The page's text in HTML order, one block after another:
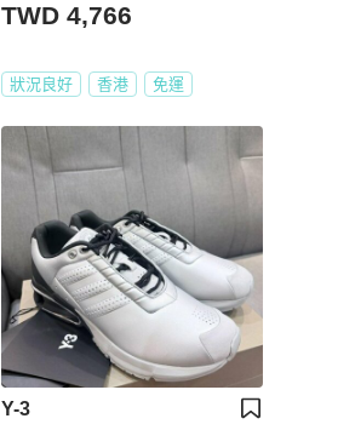
TWD 4,766
狀況良好 香港 免運
Y-3